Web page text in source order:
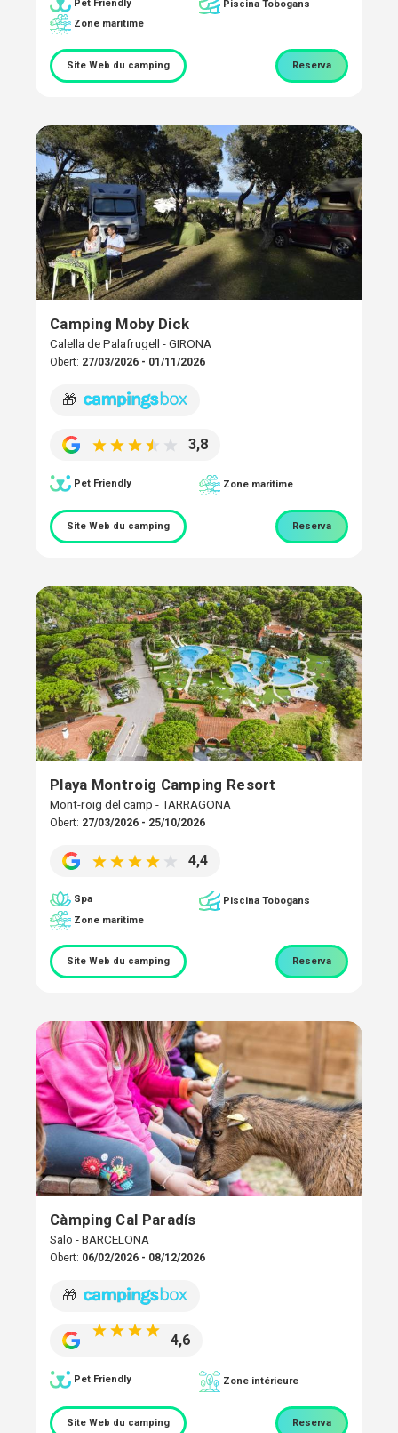
Pet Friendly
Piscina Tobogans
Zone maritime
Site Web du camping Reserva
Camping Moby Dick
Calella de Palafrugell - GIRONA
Obert: 27/03/2026 - 01/11/2026
🎁
3,8
Pet Friendly Zone maritime
Site Web du camping Reserva
Playa Montroig Camping Resort
Mont-roig del camp - TARRAGONA
Obert: 27/03/2026 - 25/10/2026
4,4
Spa
Piscina Tobogans
Zone maritime
Site Web du camping Reserva
Càmping Cal Paradís
Salo - BARCELONA
Obert: 06/02/2026 - 08/12/2026
🎁
4,6
Pet Friendly Zone intérieure
Site Web du camping Reserva